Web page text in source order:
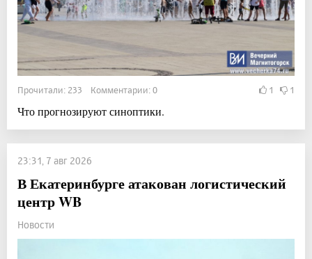
Прочитали: 233 Комментарии: 0 1 1
Что прогнозируют синоптики.
23:31, 7 авг 2026
В Екатеринбурге атакован логистический
центр WB
Новости